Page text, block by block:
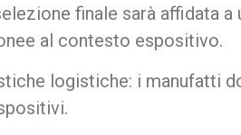
finale sarà affidata
al contesto espositivo.
logistiche: i manufatti